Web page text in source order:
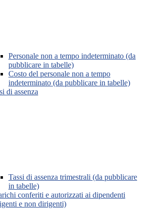
Personale non a tempo indeterminato (da
pubblicare in tabelle)
Costo del personale non a tempo
indeterminato (da pubblicare in tabelle)
di assenza
Tassi di assenza trimestrali (da pubblicare
in tabelle)
conferiti e autorizzati ai dipendenti
e non dirigenti)